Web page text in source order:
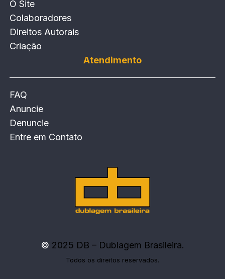
O Site
Colaboradores
Direitos Autorais
Criação
Atendimento
FAQ
Anuncie
Denuncie
Entre em Contato
© 2025 DB – Dublagem Brasileira.
Todos os direitos reservados.